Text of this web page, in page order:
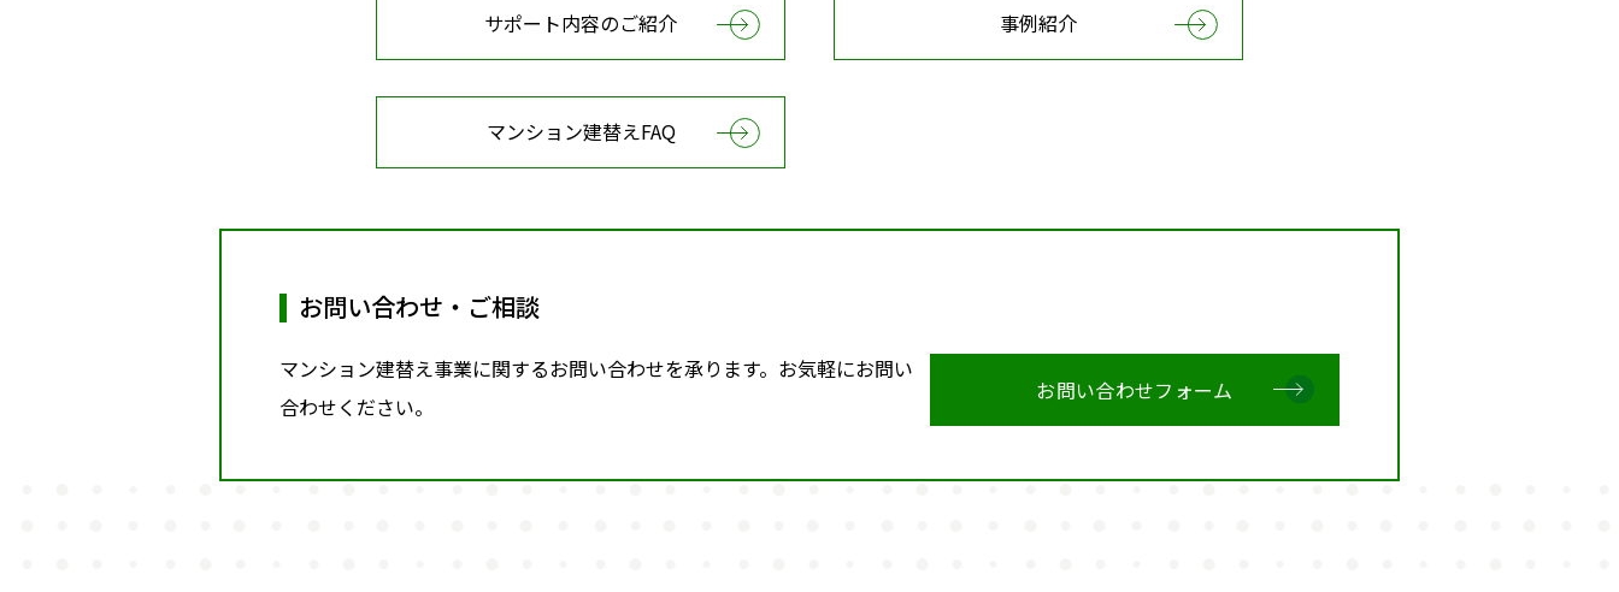
サポート内容のご紹介 事例紹介
マンション建替えFAQ
お問い合わせ・ご相談
マンション建替え事業に関するお問い合わせを承ります。お気軽にお問い
合わせください。
お問い合わせフォーム